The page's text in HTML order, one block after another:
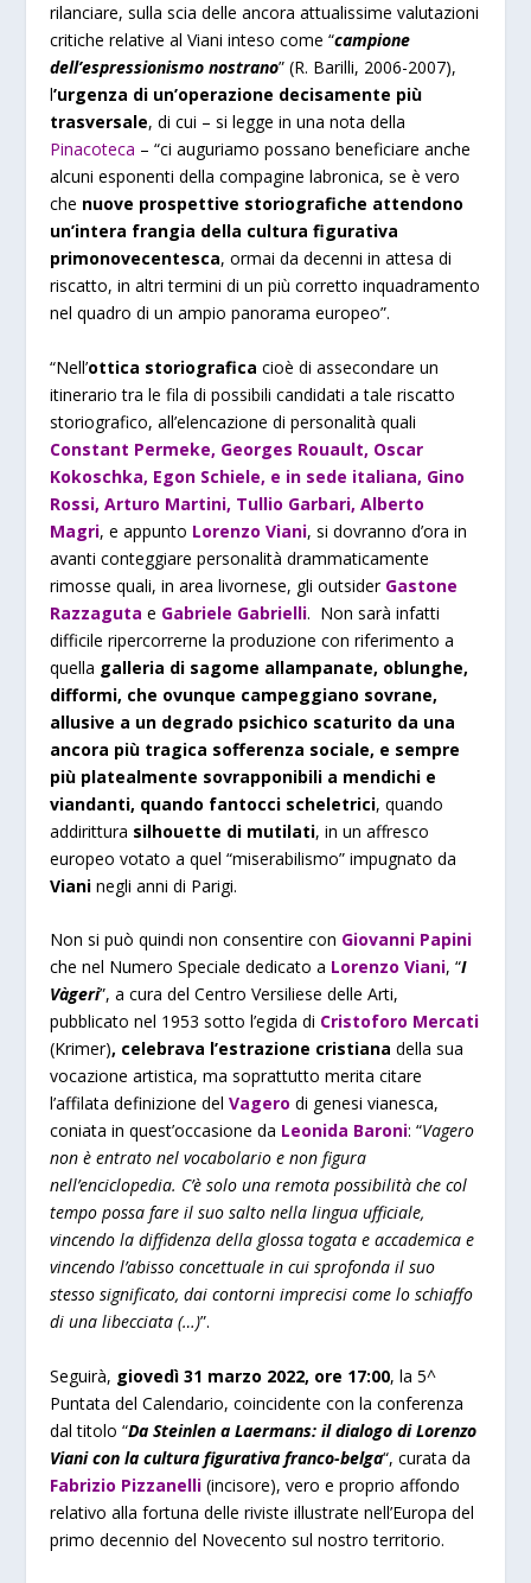
rilanciare, sulla scia delle ancora attualissime valutazioni
critiche relative al Viani inteso come “campione
dell’espressionismo nostrano” (R. Barilli, 2006-2007),
l’urgenza di un’operazione decisamente più
trasversale, di cui – si legge in una nota della
Pinacoteca – “ci auguriamo possano beneficiare anche
alcuni esponenti della compagine labronica, se è vero
che nuove prospettive storiografiche attendono
un’intera frangia della cultura figurativa
primonovecentesca, ormai da decenni in attesa di
riscatto, in altri termini di un più corretto inquadramento
nel quadro di un ampio panorama europeo”.
“Nell’ottica storiografica cioè di assecondare un
itinerario tra le fila di possibili candidati a tale riscatto
storiografico, all’elencazione di personalità quali
Constant Permeke, Georges Rouault, Oscar
Kokoschka, Egon Schiele, e in sede italiana, Gino
Rossi, Arturo Martini, Tullio Garbari, Alberto
Magri, e appunto Lorenzo Viani, si dovranno d’ora in
avanti conteggiare personalità drammaticamente
rimosse quali, in area livornese, gli outsider Gastone
Razzaguta e Gabriele Gabrielli. Non sarà infatti
difficile ripercorrerne la produzione con riferimento a
quella galleria di sagome allampanate, oblunghe,
difformi, che ovunque campeggiano sovrane,
allusive a un degrado psichico scaturito da una
ancora più tragica sofferenza sociale, e sempre
più platealmente sovrapponibili a mendichi e
viandanti, quando fantocci scheletrici, quando
addirittura silhouette di mutilati, in un affresco
europeo votato a quel “miserabilismo” impugnato da
Viani negli anni di Parigi.
Non si può quindi non consentire con Giovanni Papini
che nel Numero Speciale dedicato a Lorenzo Viani, “I
Vàgeri”, a cura del Centro Versiliese delle Arti,
pubblicato nel 1953 sotto l’egida di Cristoforo Mercati
(Krimer), celebrava l’estrazione cristiana della sua
vocazione artistica, ma soprattutto merita citare
l’affilata definizione delVagero di genesi vianesca,
coniata in quest’occasione da Leonida Baroni: “Vagero
non è entrato nel vocabolario e non figura
nell’enciclopedia. C’è solo una remota possibilità che col
tempo possa fare il suo salto nella lingua ufficiale,
vincendo la diffidenza della glossa togata e accademica e
vincendo l’abisso concettuale in cui sprofonda il suo
stesso significato, dai contorni imprecisi come lo schiaffo
di una libecciata (…)”.
Seguirà, giovedì 31 marzo 2022, ore 17:00, la 5^
Puntata del Calendario, coincidente con la conferenza
dal titolo “Da Steinlen a Laermans: il dialogo di Lorenzo
Viani con la cultura figurativa franco-belga“, curata da
Fabrizio Pizzanelli (incisore), vero e proprio affondo
relativo alla fortuna delle riviste illustrate nell’Europa del
primo decennio del Novecento sul nostro territorio.